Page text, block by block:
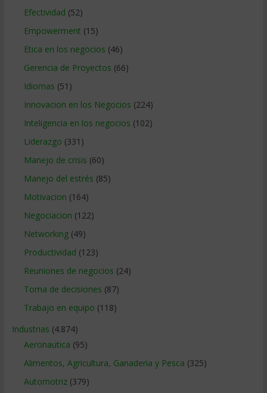
Efectividad (52)
Empowerment (15)
Etica en los negocios (46)
Gerencia de Proyectos (66)
Idiomas (51)
Innovacion en los Negocios (224)
Inteligencia en los negocios (102)
Liderazgo (331)
Manejo de crisis (60)
Manejo del estrés (85)
Motivacion (164)
Negociacion (122)
Networking(49)
Productividad (123)
Reuniones de negocios (24)
Toma de decisiones (87)
Trabajo en equipo (118)
Industrias (4.874)
Aeronautica (95)
Alimentos, Agricultura, Ganaderia y Pesca (325)
Automotriz(379)